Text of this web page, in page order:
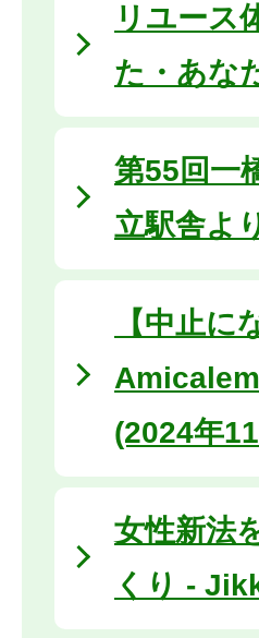
リユース
た・あな
第55回一
立駅舎よ
【中止
(2024年
女性新法
くり -